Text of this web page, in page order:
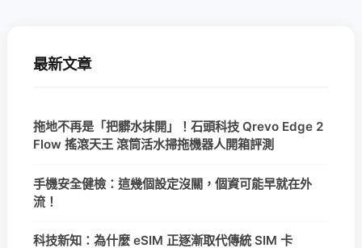
最新文章
拖地不再是「把髒水抹開」！石頭科技 Qrevo Edge 2
Flow 搖滾天王 滾筒活水掃拖機器人開箱評測
手機安全健檢：這幾個設定沒關，個資可能早就在外
流！
科技新知：為什麼 eSIM 正逐漸取代傳統 SIM 卡